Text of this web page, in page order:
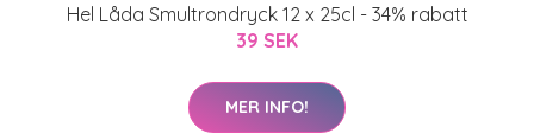
Hel Låda Smultrondryck 12 x 25cl - 34% rabatt
39 SEK
MER INFO!